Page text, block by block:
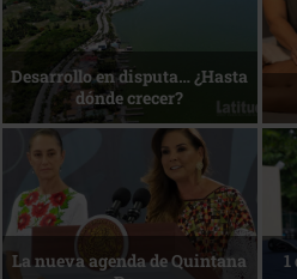
Bottega, un viaje servido a la
mesa